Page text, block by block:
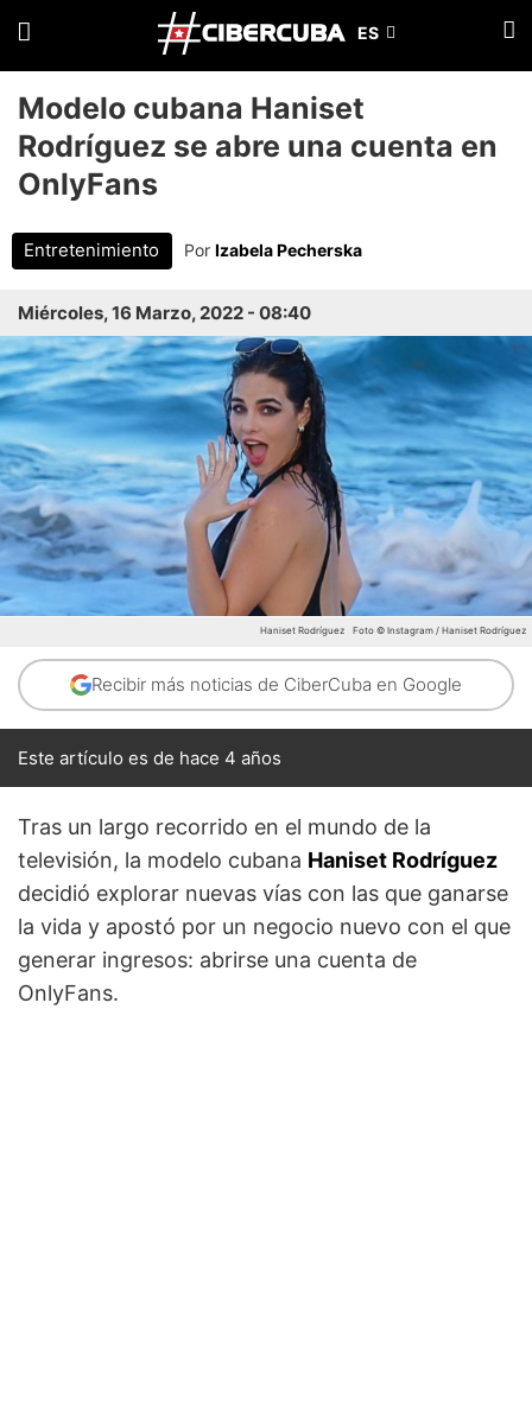
Modelo cubana Haniset
Rodríguez se abre una cuenta en
OnlyFans
Entretenimiento Por Izabela Pecherska
Miércoles, 16 Marzo, 2022 - 08:40
Haniset Rodríguez Foto © Instagram / Haniset Rodríguez
Recibir más noticias de CiberCuba en Google
Este artículo es de hace 4 años
Tras un largo recorrido en el mundo de la
televisión, la modelo cubana Haniset Rodríguez
decidió explorar nuevas vías con las que ganarse
la vida y apostó por un negocio nuevo con el que
generar ingresos: abrirse una cuenta de
OnlyFans.